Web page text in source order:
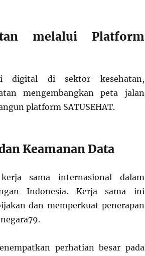
melalui Platform
digital di sektor kesehatan,
mengembangkan peta jalan
platform SATUSEHAT.
Keamanan Data
sama internasional dalam
Indonesia. Kerja sama ini
dan memperkuat penerapan
79.
perhatian besar pada